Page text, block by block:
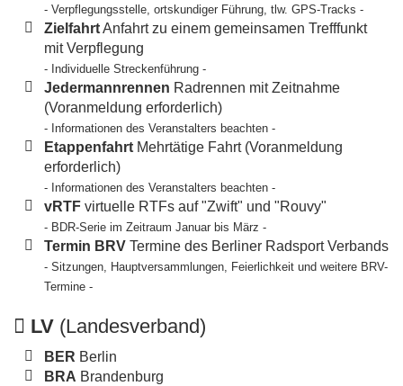
- Verpflegungsstelle, ortskundiger Führung, tlw. GPS-Tracks -
ZielfahrtAnfahrt zu einem gemeinsamen Trefffunkt
mit Verpflegung
- Individuelle Streckenführung -
Jedermannrennen Radrennen mit Zeitnahme
(Voranmeldung erforderlich)
- Informationen des Veranstalters beachten -
Etappenfahrt Mehrtätige Fahrt (Voranmeldung
erforderlich)
- Informationen des Veranstalters beachten -
vRTF virtuelle RTFs auf "Zwift" und "Rouvy"
- BDR-Serie im Zeitraum Januar bis März -
Termin BRV Termine des Berliner Radsport Verbands
- Sitzungen, Hauptversammlungen, Feierlichkeit und weitere BRV-
Termine -
LV (Landesverband)
BER Berlin
BRA Brandenburg